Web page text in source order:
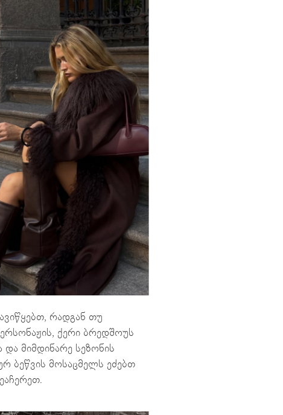
რადგან თუ
ქერი ბრედშოუს
მიმდინარე სეზონის
ბეწვის მოსაცმელს ეძებთ